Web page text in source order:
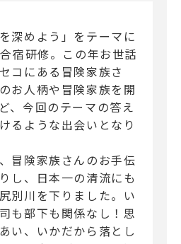
深めよう」をテーマに
宿研修。この年お世話
コにある冒険家族さ
お人柄や冒険家族を開
、今回のテーマの答え
るような出会いとなり
冒険家族さんのお手伝
し、日本一の清流にも
別川を下りました。い
も部下も関係なし！思
い、いかだから落とし